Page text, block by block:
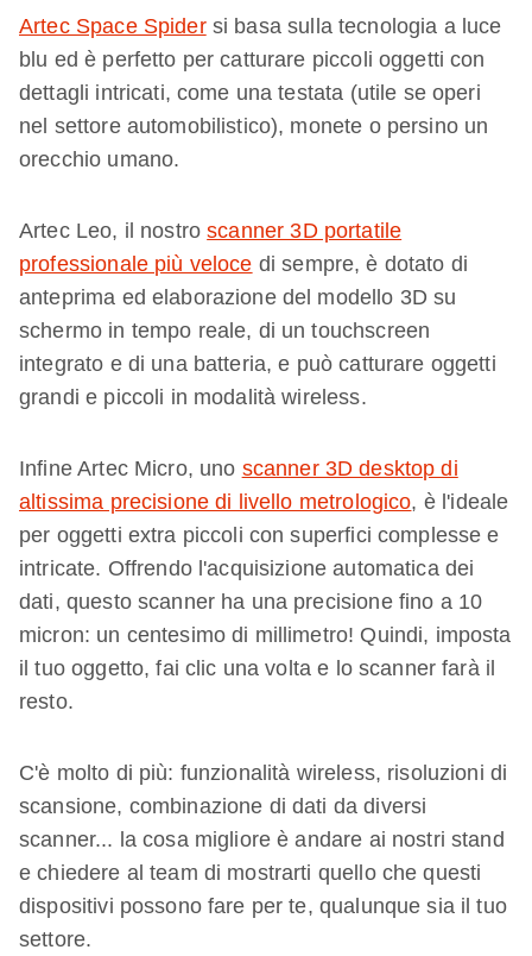
Artec Space Spidersi basa sulla tecnologia a luce
blu ed è perfetto per catturare piccoli oggetti con
dettagli intricati, come una testata (utile se operi
nel settore automobilistico), monete o persino un
orecchio umano.
Artec Leo, il nostroscanner 3D portatile
professionale più veloce di sempre, è dotato di
anteprima ed elaborazione del modello 3D su
schermo in tempo reale, di un touchscreen
integrato e di una batteria, e può catturare oggetti
grandi e piccoli in modalità wireless.
Infine Artec Micro, uno scanner 3D desktop di
altissima precisione di livello metrologico, è l'ideale
per oggetti extra piccoli con superfici complesse e
intricate. Offrendo l'acquisizione automatica dei
dati, questo scanner ha una precisione fino a 10
micron: un centesimo di millimetro! Quindi, imposta
il tuo oggetto, fai clic una volta e lo scanner farà il
resto.
C'è molto di più: funzionalità wireless, risoluzioni di
scansione, combinazione di dati da diversi
scanner... la cosa migliore è andare ai nostri stand
e chiedere al team di mostrarti quello che questi
dispositivi possono fare per te, qualunque sia il tuo
settore.